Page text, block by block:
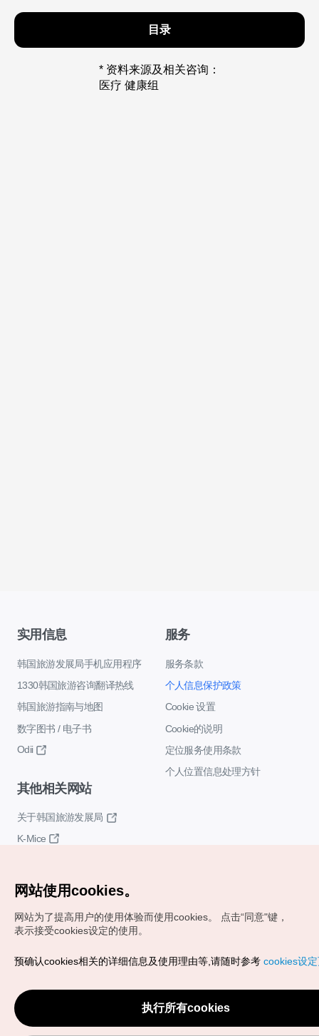
目录
* 资料来源及相关咨询：
医疗 健康组
实用信息
韩国旅游发展局手机应用程序
1330韩国旅游咨询翻译热线
韩国旅游指南与地图
数字图书 / 电子书
Odii
服务
服务条款
个人信息保护政策
Cookie 设置
Cookie的说明
定位服务使用条款
个人位置信息处理方针
其他相关网站
关于韩国旅游发展局
K-Mice
Copyrights (c) 韩国旅游发展局版权所有
VISITKOREA官方邮箱
chnsim@knto.or.kr
网站使用cookies。
网站为了提高用户的使用体验而使用cookies。
点击“同意"键，
表示接受cookies设定的使用。
预确认cookies相关的详细信息及使用理由等,请随时参考 cookies设
执行所有cookies